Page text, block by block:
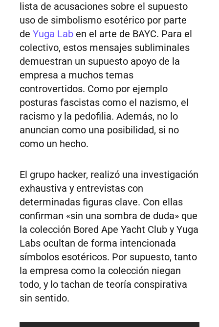
lista de acusaciones sobre el supuesto
uso de simbolismo esotérico por parte
de Yuga Lab en el arte de BAYC. Para el
colectivo, estos mensajes subliminales
demuestran un supuesto apoyo de la
empresa a muchos temas
controvertidos. Como por ejemplo
posturas fascistas como el nazismo, el
racismo y la pedofilia. Además, no lo
anuncian como una posibilidad, si no
como un hecho.
El grupo hacker, realizó una investigación
exhaustiva y entrevistas con
determinadas figuras clave. Con ellas
confirman «sin una sombra de duda» que
la colección Bored Ape Yacht Club y Yuga
Labs ocultan de forma intencionada
símbolos esotéricos. Por supuesto, tanto
la empresa como la colección niegan
todo, y lo tachan de teoría conspirativa
sin sentido.